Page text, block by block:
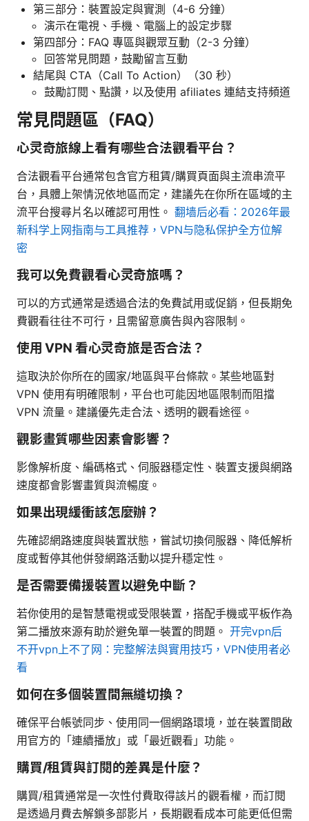
第三部分：裝置設定與實測（4-6 分鐘）
演示在電視、手機、電腦上的設定步驟
第四部分：FAQ 專區與觀眾互動（2-3 分鐘）
回答常見問題，鼓勵留言互動
結尾與 CTA（Call To Action）（30 秒）
鼓勵訂閱、點讚，以及使用 afiliates 連結支持頻道
常見問題區（FAQ）
心灵奇旅線上看有哪些合法觀看平台？
合法觀看平台通常包含官方租賃/購買頁面與主流串流平
台，具體上架情況依地區而定，建議先在你所在區域的主
流平台搜尋片名以確認可用性。 翻墙后必看：2026年最
新科学上网指南与工具推荐，VPN与隐私保护全方位解
密
我可以免費觀看心灵奇旅嗎？
可以的方式通常是透過合法的免費試用或促銷，但長期免
費觀看往往不可行，且需留意廣告與內容限制。
使用 VPN 看心灵奇旅是否合法？
這取決於你所在的國家/地區與平台條款。某些地區對
VPN 使用有明確限制，平台也可能因地區限制而阻擋
VPN 流量。建議優先走合法、透明的觀看途徑。
觀影畫質哪些因素會影響？
影像解析度、編碼格式、伺服器穩定性、裝置支援與網路
速度都會影響畫質與流暢度。
如果出現緩衝該怎麼辦？
先確認網路速度與裝置狀態，嘗試切換伺服器、降低解析
度或暫停其他併發網路活動以提升穩定性。
是否需要備援裝置以避免中斷？
若你使用的是智慧電視或受限裝置，搭配手機或平板作為
第二播放來源有助於避免單一裝置的問題。 开完vpn后
不开vpn上不了网：完整解法與實用技巧，VPN使用者必
看
如何在多個裝置間無縫切換？
確保平台帳號同步、使用同一個網路環境，並在裝置間啟
用官方的「連續播放」或「最近觀看」功能。
購買/租賃與訂閱的差異是什麼？
購買/租賃通常是一次性付費取得該片的觀看權，而訂閱
是透過月費去解鎖多部影片，長期觀看成本可能更低但需